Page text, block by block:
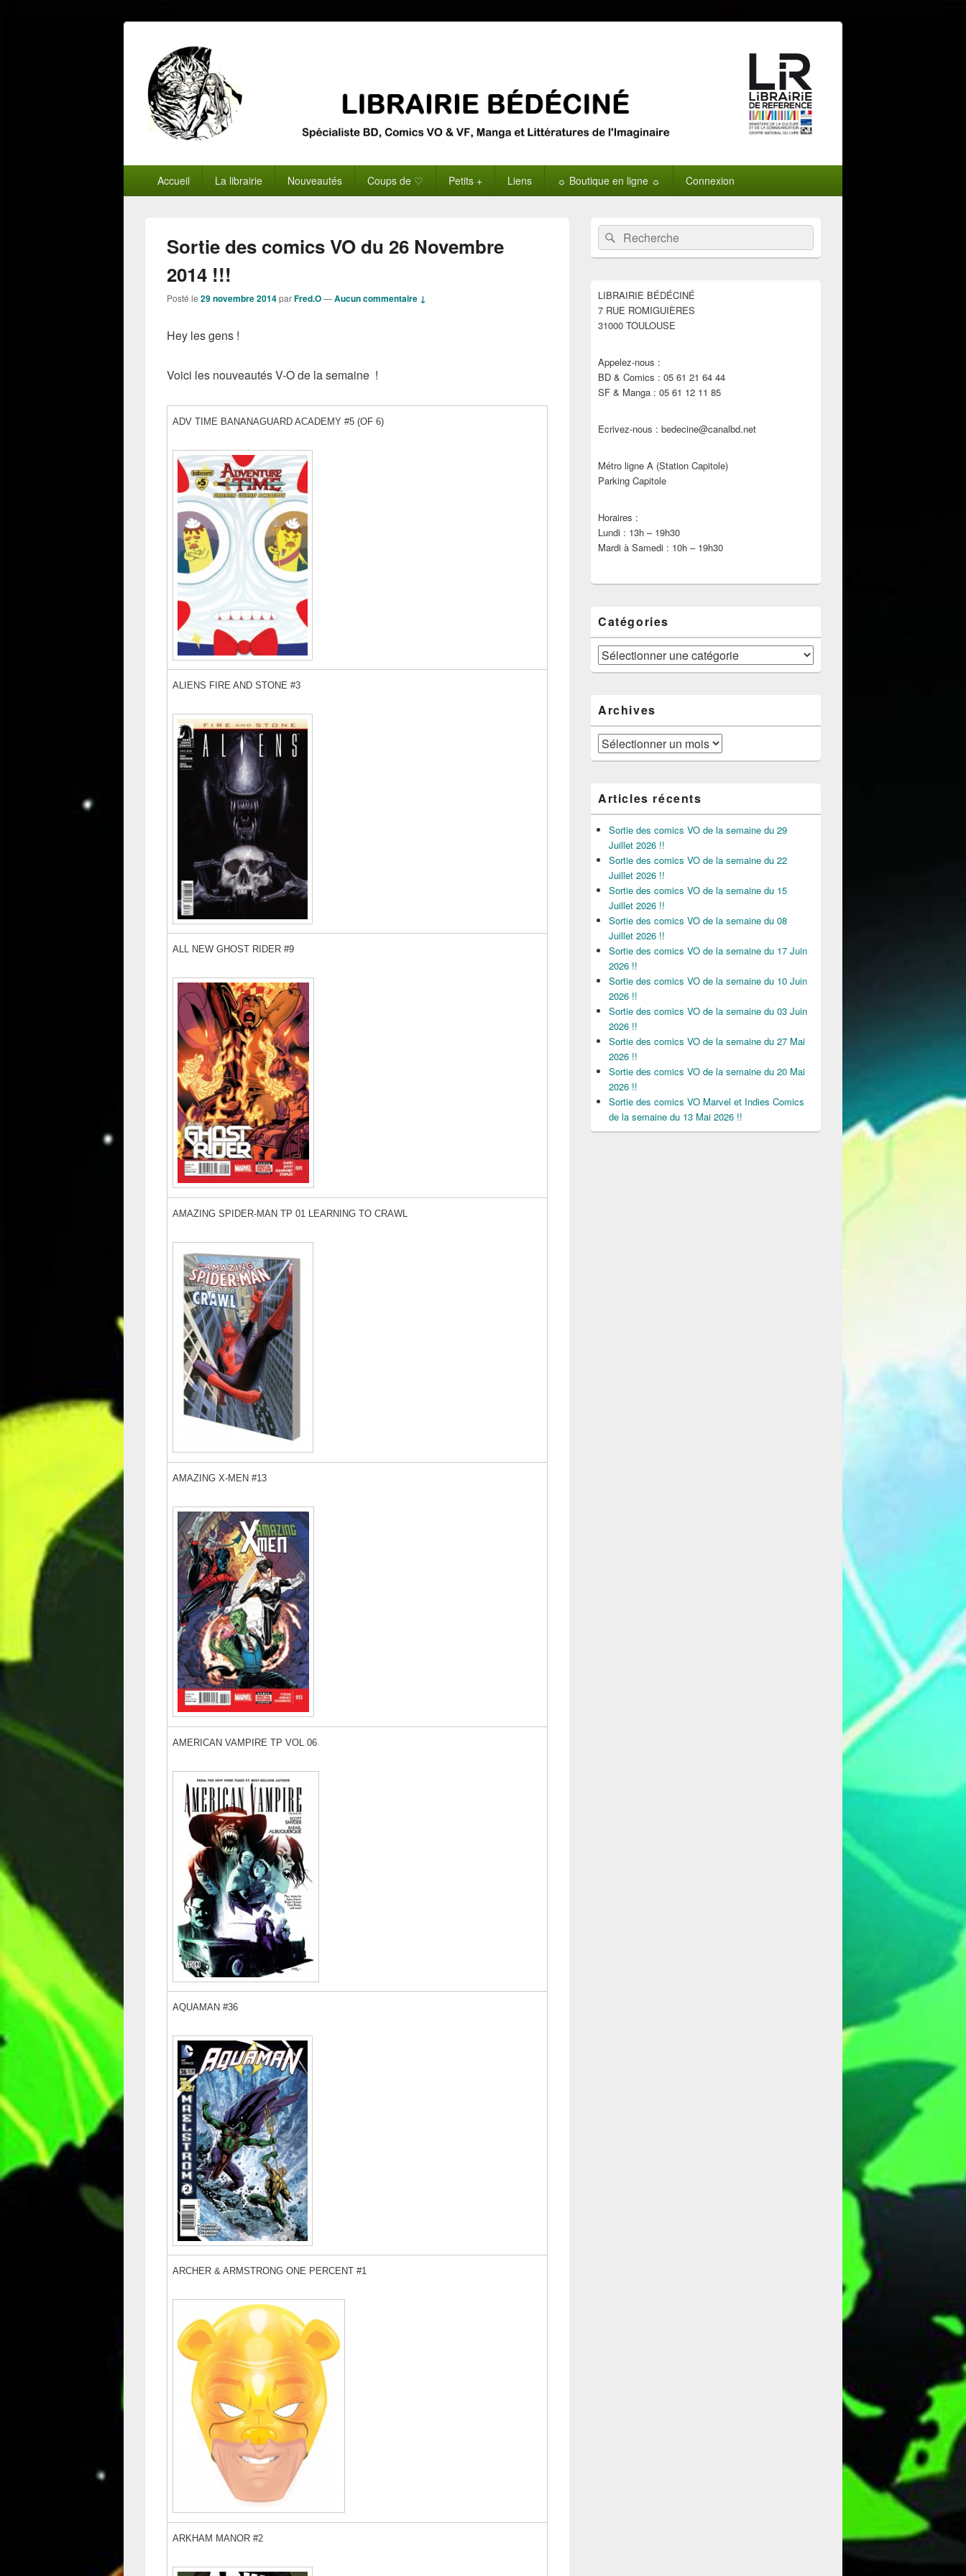
principalAccueil La librairie Nouveautés Coups de ♡ Petits + Liens ☼ Boutique en ligne ☼ Connexion
Sortie des comics VO du 26 Novembre
2014 !!!
Posté le 29 novembre 2014parFred.O—Aucun commentaire ↓
Hey les gens !
Voici les nouveautés V-O de la semaine !
ADV TIME BANANAGUARD ACADEMY #5 (OF 6)
ALIENS FIRE AND STONE #3
ALL NEW GHOST RIDER #9
AMAZING SPIDER-MAN TP 01 LEARNING TO CRAWL
AMAZING X-MEN #13
AMERICAN VAMPIRE TP VOL 06
AQUAMAN #36
ARCHER & ARMSTRONG ONE PERCENT #1
ARKHAM MANOR #2
Zone
principale
de
widget
barre
latérale
Recherche :Rechercher
LIBRAIRIE BÉDÉCINÉ
7 RUE ROMIGUIÈRES
31000 TOULOUSE
Appelez-nous :
BD & Comics : 05 61 21 64 44
SF & Manga : 05 61 12 11 85
Ecrivez-nous : bedecine@canalbd.net
Métro ligne A (Station Capitole)
Parking Capitole
Horaires :
Lundi : 13h – 19h30
Mardi à Samedi : 10h – 19h30
Catégories
Catégories
Archives
Archives
Articles récents
Sortie des comics VO de la semaine du 29
Juillet 2026 !!
Sortie des comics VO de la semaine du 22
Juillet 2026 !!
Sortie des comics VO de la semaine du 15
Juillet 2026 !!
Sortie des comics VO de la semaine du 08
Juillet 2026 !!
Sortie des comics VO de la semaine du 17 Juin
2026 !!
Sortie des comics VO de la semaine du 10 Juin
2026 !!
Sortie des comics VO de la semaine du 03 Juin
2026 !!
Sortie des comics VO de la semaine du 27 Mai
2026 !!
Sortie des comics VO de la semaine du 20 Mai
2026 !!
Sortie des comics VO Marvel et Indies Comics
de la semaine du 13 Mai 2026 !!